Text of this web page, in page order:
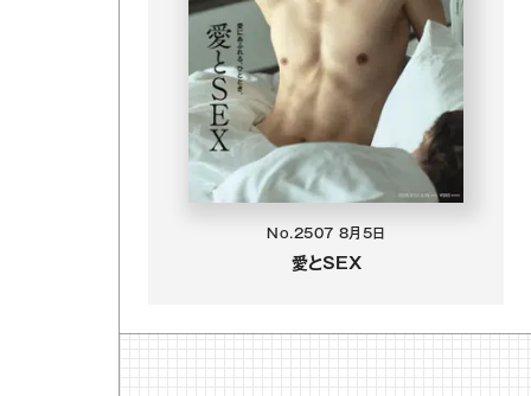
No.2507 8月5日
愛とSEX